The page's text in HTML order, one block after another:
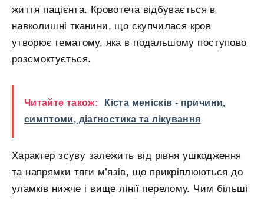
життя пацієнта. Кровотеча відбувається в
навколишні тканини, що скупчилася кров
утворює гематому, яка в подальшому поступово
розсмоктується.
Читайте також:
Кіста менісків - причини,
симптоми, діагностика та лікування
Характер зсуву залежить від рівня ушкодження
та напрямки тяги м’язів, що прикріплюються до
уламків нижче і вище лінії перелому. Чим більші